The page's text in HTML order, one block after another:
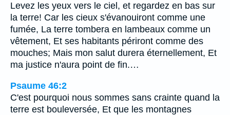
Levez les yeux vers le ciel, et regardez en bas sur
la terre! Car les cieux s'évanouiront comme une
fumée, La terre tombera en lambeaux comme un
vêtement, Et ses habitants périront comme des
mouches; Mais mon salut durera éternellement, Et
ma justice n'aura point de fin.…
Psaume 46:2
C'est pourquoi nous sommes sans crainte quand la
terre est bouleversée, Et que les montagnes